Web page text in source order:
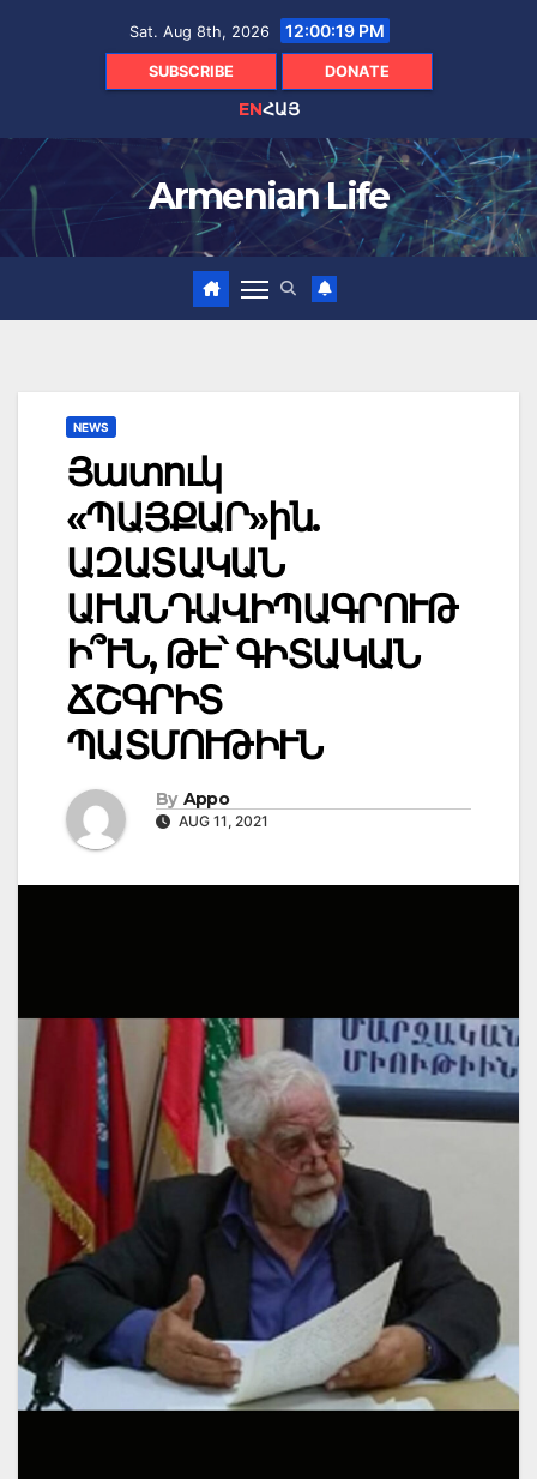
Sat. Aug 8th, 2026 12:00:20 PM
SUBSCRIBE DONATE
ENՀԱՅ
Armenian Life
NEWS
Յատուկ
«ՊԱՅՔԱՐ»ին.
ԱԶԱՏԱԿԱՆ
ԱՒԱՆԴԱՎԻՊԱԳՐՈՒԹ
Ի՞ՒՆ, ԹԷ՝ ԳԻՏԱԿԱՆ
ՃՇԳՐԻՏ
ՊԱՏՄՈՒԹԻՒՆ
By Appo
AUG 11, 2021